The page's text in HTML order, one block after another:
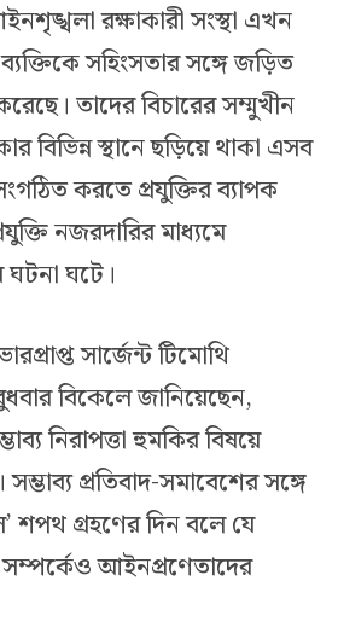
রক্ষাকারী সংস্থা এখন
সহিংসতার সঙ্গে জড়িত
তাদের বিচারের সম্মুখীন
বিভিন্ন স্থানে ছড়িয়ে থাকা এসব
করতে প্রযুক্তির ব্যাপক
নজরদারির মাধ্যমে
ঘটনা ঘটে।
সার্জেন্ট টিমোথি
বিকেলে জানিয়েছেন,
নিরাপত্তা হুমকির বিষয়ে
প্রতিবাদ-সমাবেশের সঙ্গে
শপথ গ্রহণের দিন বলে যে
সম্পর্কেও আইনপ্রণেতাদের